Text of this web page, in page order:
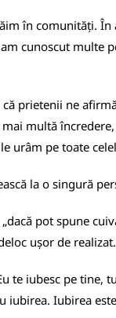
în comunități.
cunoscut multe
prietenii ne
multă
urâm pe toate
la o singură
pot spune
ușor de
te iubesc pe tine,
iubirea. Iubirea